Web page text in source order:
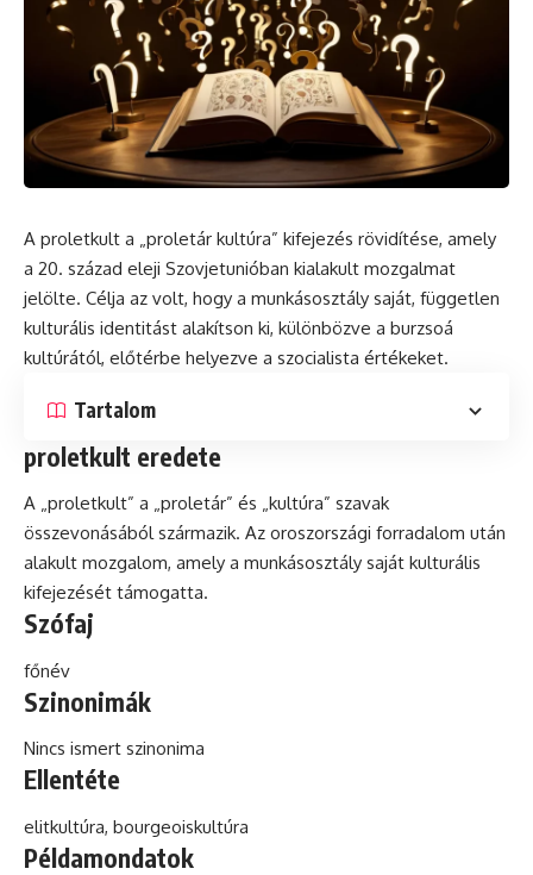
A proletkult a „ proletár kultúra” kifejezés rövidítése, amely
a 20. század eleji Szovjetunióban kialakult mozgalmat
jelölte. Célja az volt, hogy a munkásosztály saját, független
kulturális identitást alakítson ki, különbözve a burzsoá
kultúrától, előtérbe helyezve a szocialista értékeket.
Tartalom
proletkult eredete
A „proletkult” a „proletár” és „kultúra” szavak
összevonásából származik. Az oroszországi forradalom után
alakult mozgalom, amely a munkásosztály saját kulturális
kifejezését támogatta.
Szófaj
főnév
Szinonimák
Nincs ismert szinonima
Ellentéte
elitkultúra, bourgeoiskultúra
Példamondatok